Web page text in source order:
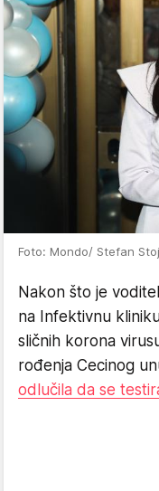
Foto: Mondo/ Stefan
Nakon što je
na Infektivnu
sličnih korona
rođenja Cecinog
odlučila da se